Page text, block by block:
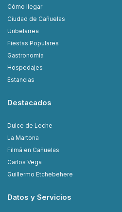
Cómo llegar
Ciudad de Cañuelas
Uribelarrea
Fiestas Populares
Gastronomía
Hospedajes
Estancias
Destacados
Dulce de Leche
La Martona
Filmá en Cañuelas
Carlos Vega
Guillermo Etchebehere
Datos y Servicios